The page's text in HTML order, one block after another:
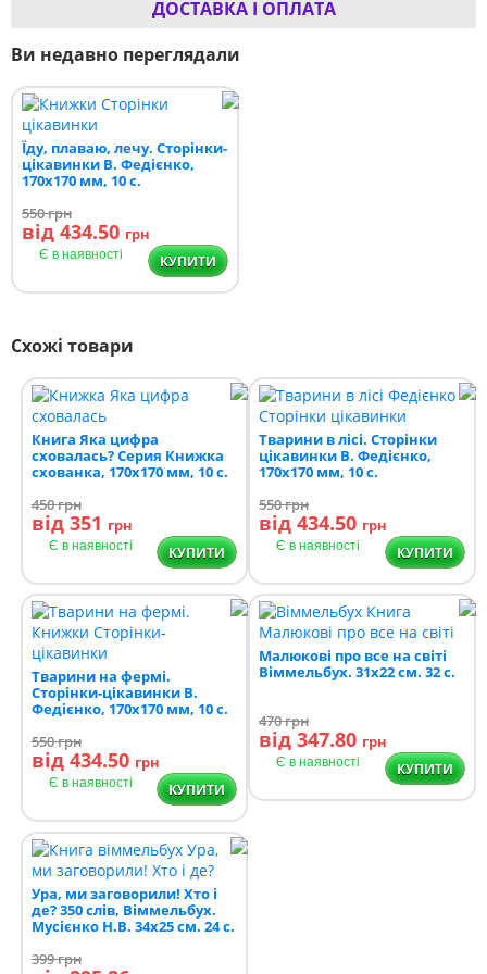
ДОСТАВКА І ОПЛАТА
Ви недавно переглядали
Їду, плаваю, лечу. Сторінки-
цікавинки В. Федієнко,
170х170 мм, 10 с.
550грн
від 434.50 грн
Є в наявності КУПИТИ
Схожі товари
Книга Яка цифра
сховалась? Серия Книжка
схованка, 170х170 мм, 10 с.
450грн
від 351 грн
Є в наявності КУПИТИ
Тварини в лісі. Сторінки
цікавинки В. Федієнко,
170х170 мм, 10 с.
550грн
від 434.50 грн
Є в наявності КУПИТИ
Тварини на фермі.
Сторінки-цікавинки В.
Федієнко, 170х170 мм, 10 с.
550грн
від 434.50 грн
Є в наявності КУПИТИ
Малюкові про все на світі
Віммельбух. 31х22 см. 32 с.
470грн
від 347.80 грн
Є в наявності КУПИТИ
Ура, ми заговорили! Хто і
де? 350 слів, Віммельбух.
Мусієнко Н.В. 34х25 см. 24 с.
399грн